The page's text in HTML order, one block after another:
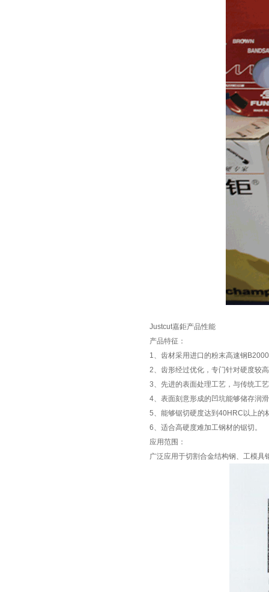
Justcut嘉鉅产品性能
产品特征：
1、齿材采用进口的粉末高速钢
2、齿形经过优化，专门针对硬度较
3、先进的表面处理工艺，与传统工
4、表面刻意形成的凹坑能够储存润
5、能够锯切硬度达到40HRC以上的
6、适合高硬度难加工钢材的锯切。
应用范围：
广泛应用于切割合金结构钢、工模